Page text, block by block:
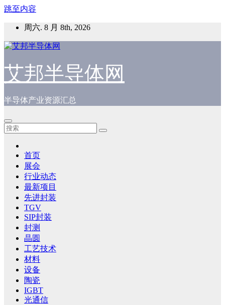
跳至内容
周六. 8 月 8th, 2026
艾邦半导体网
半导体产业资源汇总
首页
展会
行业动态
最新项目
先进封装
TGV
SIP封装
封测
晶圆
工艺技术
材料
设备
陶瓷
IGBT
光通信